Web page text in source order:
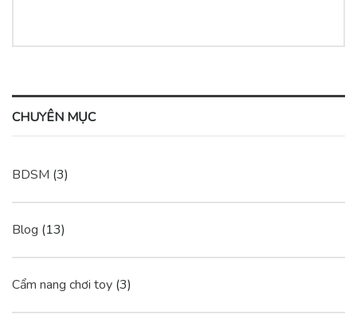
CHUYÊN MỤC
BDSM (3)
Blog (13)
Cẩm nang chơi toy (3)